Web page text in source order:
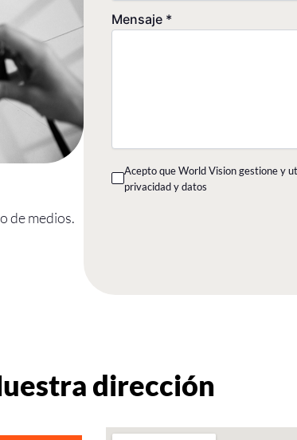
de medios.
Mensaje *
Acepto que World Vision gestione y
privacidad y datos
dirección